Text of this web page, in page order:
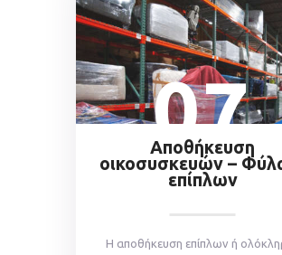
07
Αποθήκευση
οικοσυσκευών –
επίπλων
Η αποθήκευση επίπλων ή